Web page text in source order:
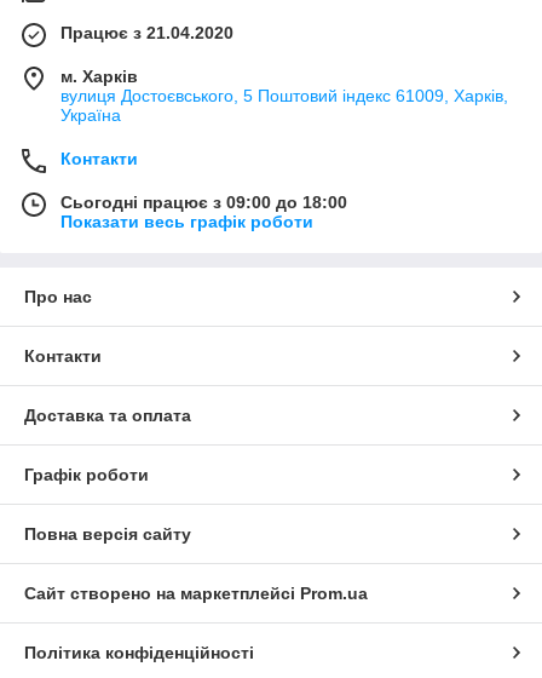
Працює з 21.04.2020
м. Харків
вулиця Достоєвського, 5 Поштовий індекс 61009, Харків,
Україна
Контакти
Сьогодні працює з 09:00 до 18:00
Показати весь графік роботи
Про нас
Контакти
Доставка та оплата
Графік роботи
Повна версія сайту
Сайт створено на маркетплейсі Prom.ua
Політика конфіденційності